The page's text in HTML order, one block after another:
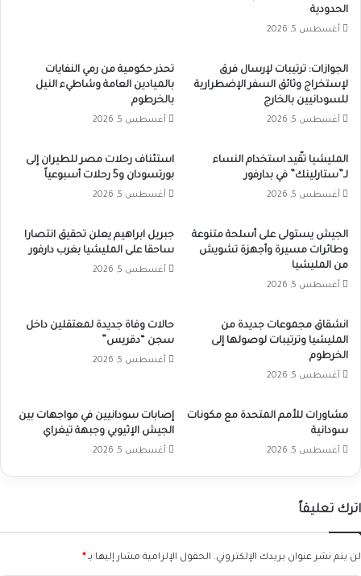
الحدودية
أغسطس 5, 2026
الجوازات: ترتيبات لإرسال فرق
لإستخراج وثائق السفر الإضطرارية
للسودانيين بالخارج
أغسطس 5, 2026
تحذر حكومية من رمي النفايات
بالميادين العامة وشاطيء النيل
بالخرطوم
أغسطس 5, 2026
المليشيا تقّيد استخدام النساء
لـ”ستارلينك” في بدارفور
أغسطس 5, 2026
استئناف رحلات مصر للطيران إلى
بورتسودان و5 رحلات أسبوعياً
أغسطس 5, 2026
الجيش يستولى على أسلحة متنوعة
وطائرات مسيرة وأجهزة تشويش
من المليشيا
أغسطس 5, 2026
جبريل ابراهيم يعلن تحقيق انتصارا
ساحقا على المليشيا بغرب دارفور
أغسطس 5, 2026
انشقاق مجموعات جديدة من
المليشيا وترتيبات لوصولها إلى
الخرطوم
أغسطس 5, 2026
حالات وفاة جديدة لمعتقلين داخل
سجن “دقريس”
أغسطس 5, 2026
مشاورات للأمم المتحدة مع مكونات
سودانية
أغسطس 5, 2026
إصابات سودانيين في مواجهات بين
الجيش الإثيوبي وجبهة تيغراي
أغسطس 5, 2026
اترك تعليقاً
لن يتم نشر عنوان بريدك الإلكتروني. الحقول الإلزامية مشار إليها بـ*